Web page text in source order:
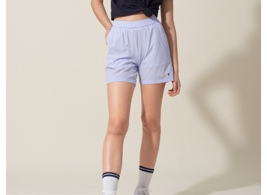
每筆NT$60，滿NT$1,500(含以上)免運費
每筆NT$90，滿NT$1,500(含以上)免運費
每筆NT$225，滿NT$1,500(含以上)免運費